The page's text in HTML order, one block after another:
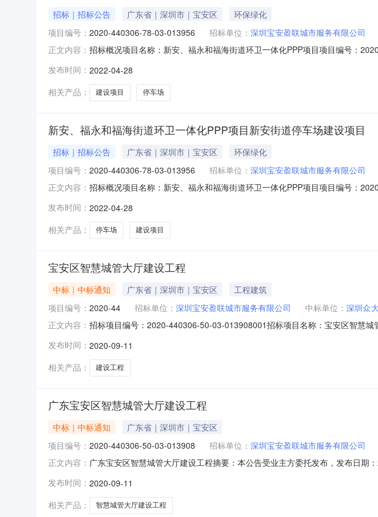
招标｜招标公告 广东省｜深圳市｜宝安区
环保绿化
项目编号： 2020-440306-78-03-013956 招标单位： 深圳宝安盈联城市服务有限公司
正文内容： 招标概况项目名称：新安、福永和福海街道环卫一体化PPP项目项目编号：
监督部门：宝安区住房和建设局标段:新安、福永和福海街道环卫一体化PPP项
发布时间： 2022-04-28
相关产品：
建设项目 停车场
新安、福永和福海街道环卫一体化PPP项目新安街道停车场建设项目
招标｜招标公告 广东省｜深圳市｜宝安区
环保绿化
项目编号： 2020-440306-78-03-013956 招标单位： 深圳宝安盈联城市服务有限公司
正文内容： 招标概况项目名称：新安、福永和福海街道环卫一体化PPP项目项目编号：
监督部门：宝安区住房和建设局标段:新安、福永和福海街道环卫一体化PPP项
发布时间： 2022-04-28
相关产品：
停车场 建设项目
宝安区智慧城管大厅建设工程
中标｜中标通知 广东省｜深圳市｜宝安区
工程建筑
项目编号： 2020-44 招标单位： 深圳宝安盈联城市服务有限公司 中标单位： 深圳众
正文内容： 招标项目编号：2020-440306-50-03-013908001招标项目名称：宝安区智慧
限公司中标价(万元)：1136.475126中标工期：45天项目经理：江晓斌资格等
发布时间： 2020-09-11
相关产品：
建设工程
广东宝安区智慧城管大厅建设工程
中标｜中标通知
广东省｜深圳市｜宝安区
项目编号： 2020-440306-50-03-013908 招标单位： 深圳宝安盈联城市服务有限公司
正文内容： 广东宝安区智慧城管大厅建设工程摘要：本公告受业主方委托发布，发布日
设工程项目编号：2020-440306-50-03-013908公示时间：2020-09-1109:46至
发布时间： 2020-09-11
相关产品：
智慧城管大厅建设工程